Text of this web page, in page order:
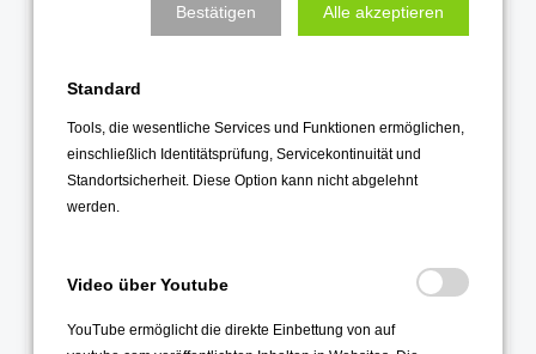
Juni 2022
Mai 2022
April 2022
März 2022
2021
Bestätigen Alle akzeptieren
Standard
Tools, die wesentliche Services und Funktionen ermöglichen,
einschließlich Identitätsprüfung, Servicekontinuität und
Standortsicherheit. Diese Option kann nicht abgelehnt
werden.
Video über Youtube
YouTube ermöglicht die direkte Einbettung von auf